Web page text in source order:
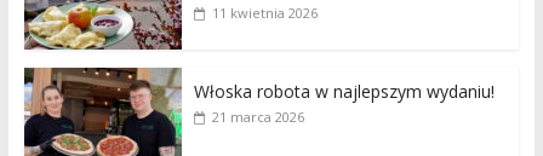
11 kwietnia 2026
Włoska robota w najlepszym wydaniu!
21 marca 2026